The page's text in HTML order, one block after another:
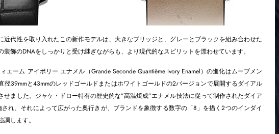
近代性を取り入れたこの新作モデルは、大きなブリッジと、グレーとブラックを組み合わせた
飾のDNAをしっかりと受け継ぎながらも、より現代的なスピリットを漂わせています。
エーム アイボリー エナメル（Grande Seconde Quantième Ivory Enamel）の進化はムーブメン
径39mmと43mmのレッドゴールドまたはホワイトゴールドの2バージョンで展開するダイアル
せました。ジャケ・ドロー特有の歴史的な”高温焼成”エナメル技法に従って制作されたダイア
れ、それによって広がった奥行きが、ブランドを象徴する数字の「8」を描く2つのインダイ
します。